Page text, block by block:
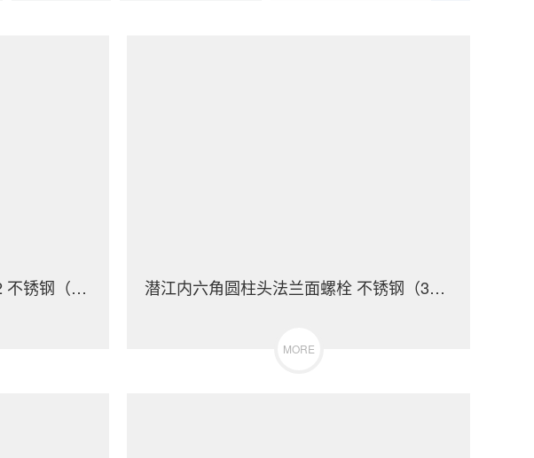
潜江内六角圆柱头螺栓 DIN912 不锈钢（304/316）碳钢 合金钢 潜江内六角圆柱头法兰面螺栓 不锈钢（304/316）碳钢 合金钢
MORE